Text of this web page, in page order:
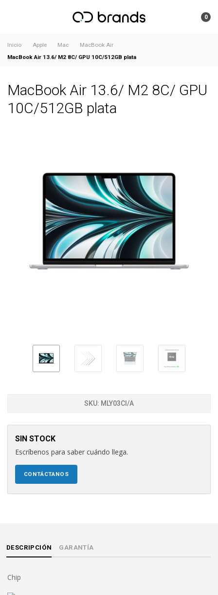
0
Inicio Apple Mac
MacBook Air
MacBook Air 13.6/ M2 8C/ GPU 10C/512GB plata
MacBook Air 13.6/ M2 8C/ GPU
10C/512GB plata
SKU: MLY03CI/A
SIN STOCK
Escríbenos para saber cuándo llega.
CONTÁCTANOS
DESCRIPCIÓN GARANTÍA
Chip